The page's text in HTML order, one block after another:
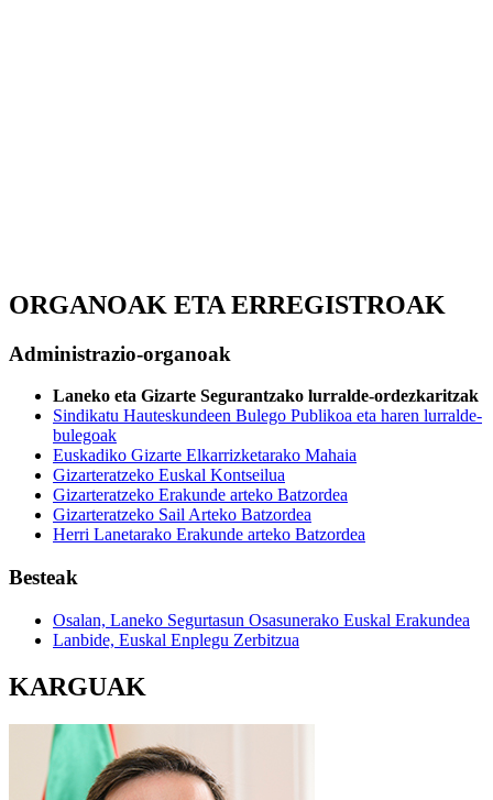
ORGANOAK ETA ERREGISTROAK
Administrazio-organoak
Laneko eta Gizarte Segurantzako lurralde-ordezkaritzak
Sindikatu Hauteskundeen Bulego Publikoa eta haren lurralde-
bulegoak
Euskadiko Gizarte Elkarrizketarako Mahaia
Gizarteratzeko Euskal Kontseilua
Gizarteratzeko Erakunde arteko Batzordea
Gizarteratzeko Sail Arteko Batzordea
Herri Lanetarako Erakunde arteko Batzordea
Besteak
Osalan, Laneko Segurtasun Osasunerako Euskal Erakundea
Lanbide, Euskal Enplegu Zerbitzua
KARGUAK